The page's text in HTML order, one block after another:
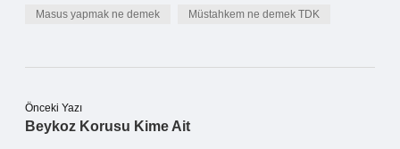
Masus yapmak ne demek Müstahkem ne demek TDK
Önceki Yazı
Beykoz Korusu Kime Ait